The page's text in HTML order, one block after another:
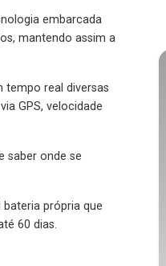
embarcada
mantendo assim a
real diversas
GPS, velocidade
onde se
própria que
60 dias.